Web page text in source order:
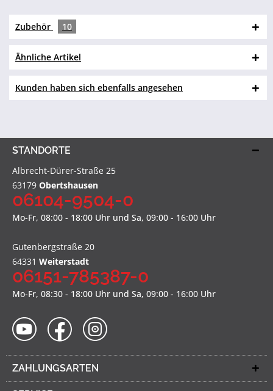
Zubehör 10
Ähnliche Artikel
Kunden haben sich ebenfalls angesehen
STANDORTE
Albrecht-Dürer-Straße 25
63179 Obertshausen
06104-9504-0
Mo-Fr, 08:00 - 18:00 Uhr und Sa, 09:00 - 16:00 Uhr
Gutenbergstraße 20
64331 Weiterstadt
06151-785387-0
Mo-Fr, 08:30 - 18:00 Uhr und Sa, 09:00 - 16:00 Uhr
ZAHLUNGSARTEN